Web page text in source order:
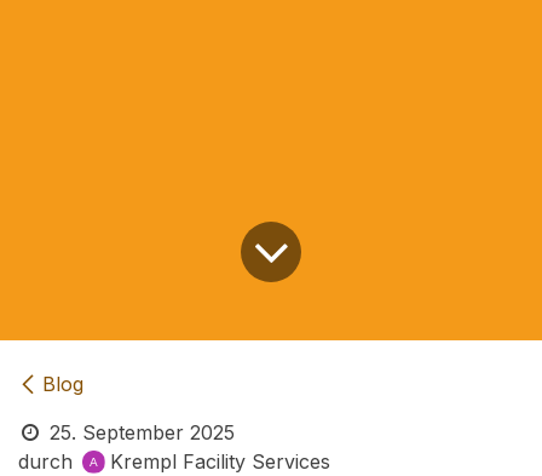
Blog
25. September 2025
durch
Krempl Facility Services